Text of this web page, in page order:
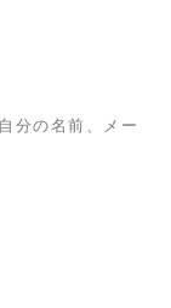
分の名前、メー